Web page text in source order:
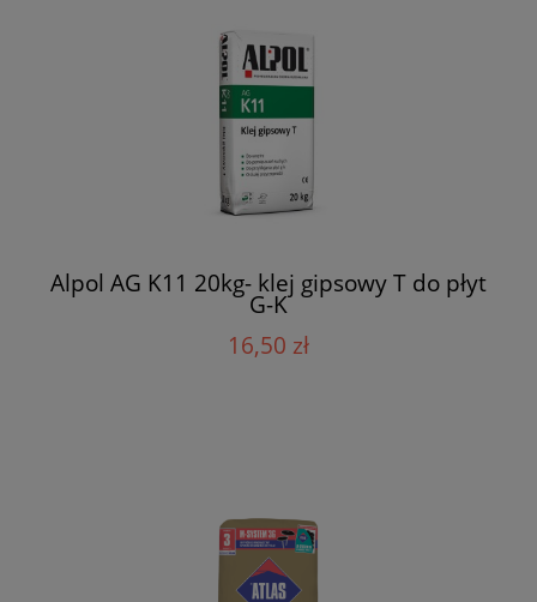
Alpol AG K11 20kg- klej gipsowy T do płyt
G-K
16,50 zł